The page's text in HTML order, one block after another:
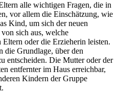
alle wichtigen Fragen, die in
vor allem die Einschätzung, wie
Kind, um sich der neuen
sich aus, welche
oder die Erzieherin leisten.
die Grundlage, über den
entscheiden. Die Mutter oder der
entfernter im Haus erreichbar,
Kindern der Gruppe